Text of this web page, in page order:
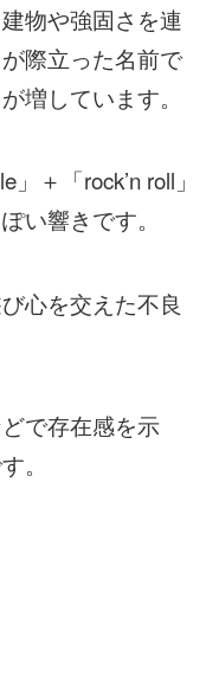
物や強固さを連
際立った名前で
増しています。
＋「rock’n roll」
い響きです。
心を交えた不良
で存在感を示
。